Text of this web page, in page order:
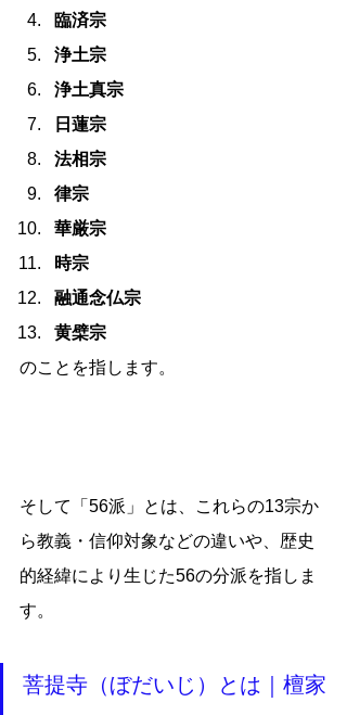
臨済宗
浄土宗
浄土真宗
日蓮宗
法相宗
律宗
華厳宗
時宗
融通念仏宗
黄檗宗
のことを指します。
そして「56派」とは、これらの13宗か
ら教義・信仰対象などの違いや、歴史
的経緯により生じた56の分派を指しま
す。
菩提寺（ぼだいじ）とは｜檀家